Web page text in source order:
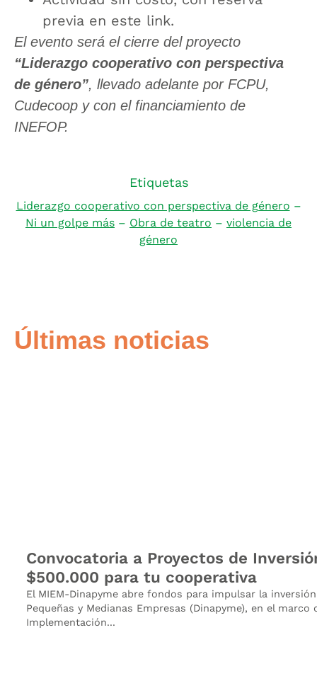
previa en este link.
El evento será el cierre del proyecto
“Liderazgo cooperativo con perspectiva
de género”, llevado adelante por FCPU,
Cudecoop y con el financiamiento de
INEFOP.
Etiquetas
Liderazgo cooperativo con perspectiva de género –
Ni un golpe más – Obra de teatro – violencia de
género
Últimas noticias
Convocatoria a Proyectos de
$500.000 para tu cooperativa
El MIEM-Dinapyme abre fondos para impulsar la
Pequeñas y Medianas Empresas (Dinapyme), en el
Implementación...